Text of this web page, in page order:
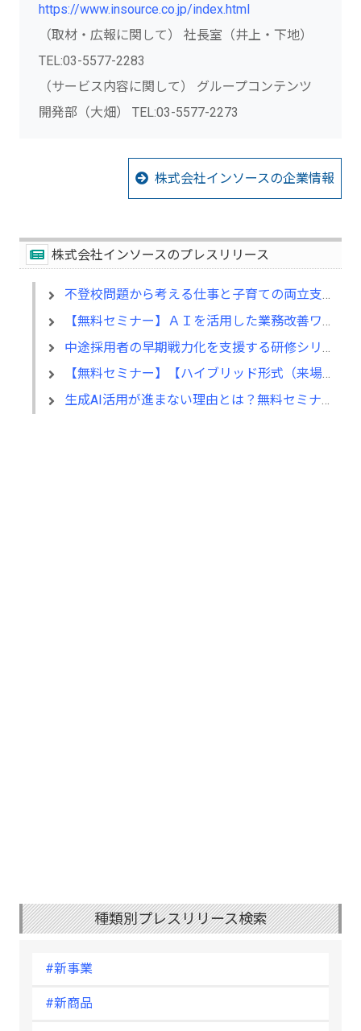
https://www.insource.co.jp/index.html
（取材・広報に関して） 社長室（井上・下地）
TEL:03-5577-2283
（サービス内容に関して） グループコンテンツ
開発部（大畑） TEL:03-5577-2273
株式会社インソースの企業情報
株式会社インソースのプレスリリース
不登校問題から考える仕事と子育ての両立支援研修を10月に開催
【無料セミナー】ＡＩを活用した業務改善ワークショップ成果発表会
中途採用者の早期戦力化を支援する研修シリーズを開発
【無料セミナー】【ハイブリッド形式（来場・オンライン）】経営としてのＡＩ活用
生成AI活用が進まない理由とは？無料セミナーを６月22日に開催
種類別プレスリリース検索
#新事業
#新商品